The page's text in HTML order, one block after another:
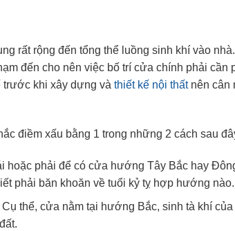
rất rộng đến tổng thể luồng sinh khí vào
đến cho nên việc bố trí cửa chính phải cần
khi xây dựng và thiết kế nội thấtnên cân
điềm xấu bằng 1 trong những 2 cách sau
hoặc phải để có cửa hướng Tây Bắc hay
phải băn khoăn về tuổi kỷ tỵ hợp hướng nào.
thể, cửa nằm tại hướng Bắc, sinh tà khí của